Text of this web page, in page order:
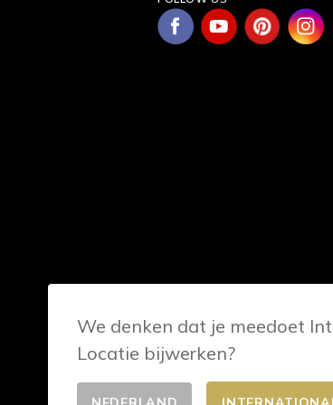
We denken dat je meedoet
Locatie bijwerken?